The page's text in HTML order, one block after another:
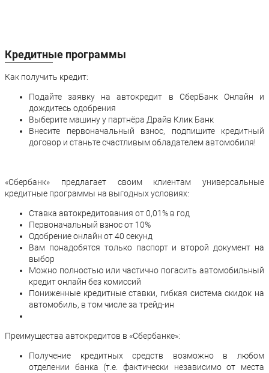
Кредитные программы
Как получить кредит:
Подайте заявку на автокредит в СберБанк Онлайн и
дождитесь одобрения
Выберите машину у партнёра Драйв Клик Банк
Внесите первоначальный взнос, подпишите кредитный
договор и станьте счастливым обладателем автомобиля!
«Сбербанк» предлагает своим клиентам универсальные
кредитные программы на выгодных условиях:
Ставка автокредитования от 0,01% в год
Первоначальный взнос от 10%
Одобрение онлайн от 40 секунд
Вам понадобятся только паспорт и второй документ на
выбор
Можно полностью или частично погасить автомобильный
кредит онлайн без комиссий
​​​​​​​Пониженные кредитные ставки, гибкая система скидок на
автомобиль, в том числе за трейд-ин
Преимущества автокредитов в «Сбербанке»:
Получение кредитных средств возможно в любом
отделении банка (т.е. фактически независимо от места